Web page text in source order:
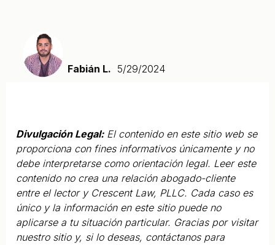
Fabián L. 5/29/2024
Divulgación Legal:El contenido en este sitio web se
proporciona con fines informativos únicamente y no
debe interpretarse como orientación legal. Leer este
contenido no crea una relación abogado-cliente
entre el lector y Crescent Law, PLLC. Cada caso es
único y la información en este sitio puede no
aplicarse a tu situación particular. Gracias por visitar
nuestro sitio y, si lo deseas, contáctanos para